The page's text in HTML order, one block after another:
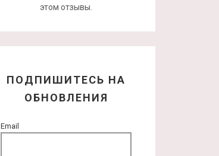
этом отзывы.
ПОДПИШИТЕСЬ НА
ОБНОВЛЕНИЯ
Email